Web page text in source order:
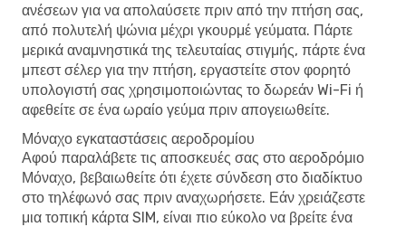
ανέσεων για να απολαύσετε πριν από την πτήση σας,
από πολυτελή ψώνια μέχρι γκουρμέ γεύματα. Πάρτε
μερικά αναμνηστικά της τελευταίας στιγμής, πάρτε ένα
μπεστ σέλερ για την πτήση, εργαστείτε στον φορητό
υπολογιστή σας χρησιμοποιώντας το δωρεάν Wi-Fi ή
αφεθείτε σε ένα ωραίο γεύμα πριν απογειωθείτε.
Μόναχο εγκαταστάσεις αεροδρομίου
Αφού παραλάβετε τις αποσκευές σας στο αεροδρόμιο
Μόναχο, βεβαιωθείτε ότι έχετε σύνδεση στο διαδίκτυο
στο τηλέφωνό σας πριν αναχωρήσετε. Εάν χρειάζεστε
μια τοπική κάρτα SIM, είναι πιο εύκολο να βρείτε ένα